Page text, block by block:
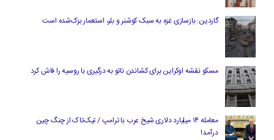
گاردین: بازسازی غزه به سبک کوشنر و بلر، استعمار بزک‌شده است
مسکو نقشه اوکراین برای کشاندن ناتو به درگیری با روسیه را فاش کرد
معامله ۱۴ میلیارد دلاری شیخ عرب با ترامپ / تیک‌تاک از چنگ چین
درآمد!